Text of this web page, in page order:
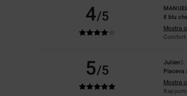
4/5
Il blu
Mostra
Comfort
5/5 Julien
Mostra